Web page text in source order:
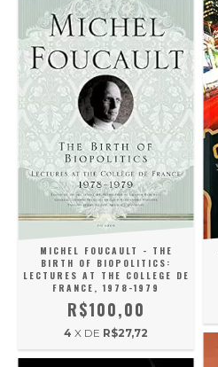
MICHEL FOUCAULT - THE
BIRTH OF BIOPOLITICS:
LECTURES AT THE COLLEGE DE
FRANCE, 1978-1979
R$100,00
4 X DE R$27,72